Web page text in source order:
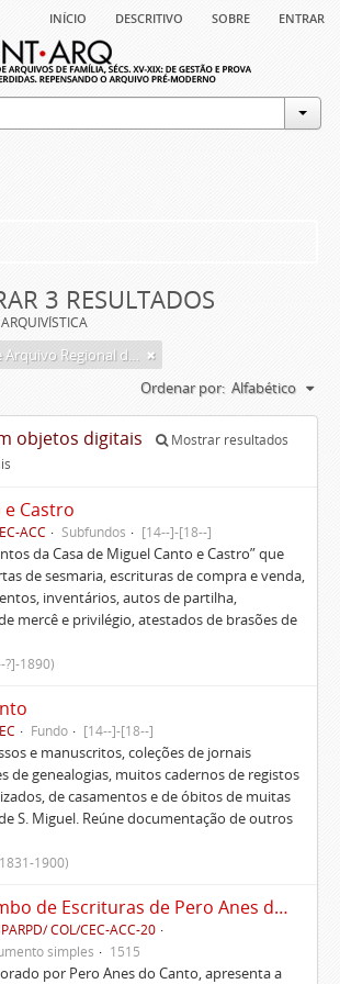
início descritivo sobre entrar
3 RESULTADOS
Biblioteca Pública e Arquivo Regional de Ponta Delgada
Ordenar por: Alfabético
objetos digitais
Mostrar resultados
Castro
ACC Subfundos [14--]-[18--]
da Casa de Miguel Canto e Castro” que
de sesmaria, escrituras de compra e venda,
inventários, autos de partilha,
mercê e privilégio, atestados de brasões de
?]-1890)
Fundo [14--]-[18--]
e manuscritos, coleções de jornais
de genealogias, muitos cadernos de registos
de casamentos e de óbitos de muitas
S. Miguel. Reúne documentação de outros
1900)
Tombo de Escrituras de Pero Anes do Canto
COL/CEC-ACC-20
simples
1515
por Pero Anes do Canto, apresenta a